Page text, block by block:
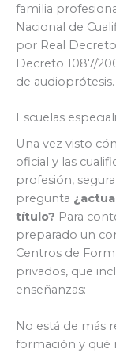
familia
Nacional de
por Real
Decreto 1087/
de audioprótesis.
Escuelas
Una vez visto
oficial y las
profesión,
pregunta
título? Para
preparado un
Centros de
privados, que
enseñanzas:
No está de más
formación y qué